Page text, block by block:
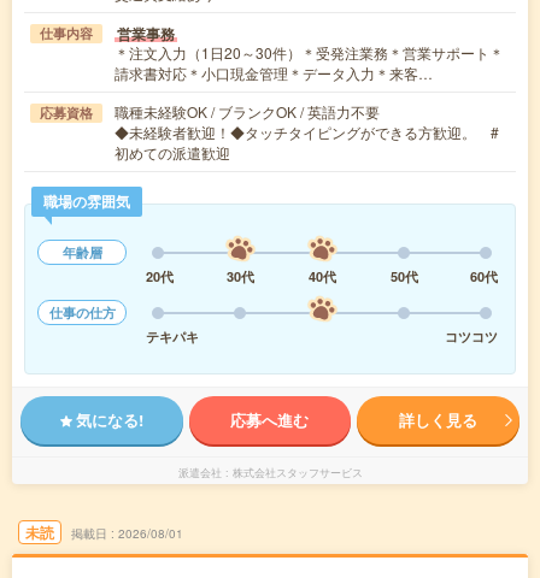
仕事内容 営業事務
＊注文入力（1日20～30件）＊受発注業務＊営業サポート＊
請求書対応＊小口現金管理＊データ入力＊来客…
応募資格
職種未経験OK / ブランクOK / 英語力不要
◆未経験者歓迎！◆タッチタイピングができる方歓迎。 #
初めての派遣歓迎
職場の雰囲気
年齢層
20代
30代 40代 50代
60代
仕事の仕方
テキパキ
コツコツ
気になる! 応募へ進む 詳しく見る
派遣会社 株式会社スタッフサービス
未読 掲載日 2026/08/01